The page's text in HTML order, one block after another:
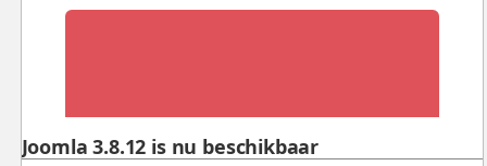
Joomla 3.8.12 is nu beschikbaar